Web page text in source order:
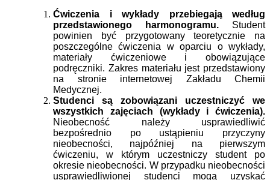
Ćwiczenia i wykłady przebiegają według
przedstawionego harmonogramu. Student
powinien być przygotowany teoretycznie na
poszczególne ćwiczenia w oparciu o wykłady,
materiały ćwiczeniowe i obowiązujące
podręczniki. Zakres materiału jest przedstawiony
na stronie internetowej Zakładu Chemii
Medycznej.
Studenci są zobowiązani uczestniczyć we
wszystkich zajęciach (wykłady i ćwiczenia).
Nieobecność należy usprawiedliwić
bezpośrednio po ustąpieniu przyczyny
nieobecności, najpóźniej na pierwszym
ćwiczeniu, w którym uczestniczy student po
okresie nieobecności. W przypadku nieobecności
usprawiedliwionej studenci mogą uzyskać